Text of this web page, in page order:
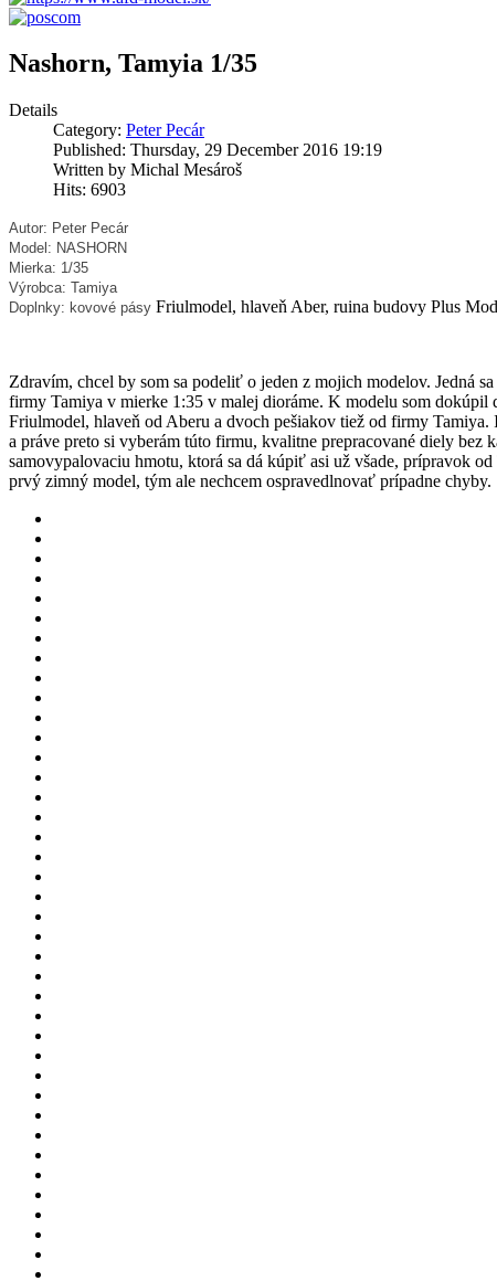
Nashorn, Tamyia 1/35
Details
Category: Peter Pecár
Published: Thursday, 29 December 2016 19:19
Written by Michal Mesároš
Hits: 6903
Autor: Peter Pecár
Model: NASHORN
Mierka: 1/35
Výrobca: Tamiya
Doplnky: kovové pásy Friulmodel, hlaveň Aber, ruina budovy Plus
Zdravím, chcel by som sa podeliť o jeden z mojich modelov. Jedná
firmy Tamiya v mierke 1:35 v malej dioráme. K modelu som dokúpil
Friulmodel, hlaveň od Aberu a dvoch pešiakov tiež od firmy
a práve preto si vyberám túto firmu, kvalitne prepracované diely bez
samovypalovaciu hmotu, ktorá sa dá kúpiť asi už všade, prípravok
prvý zimný model, tým ale nechcem ospravedlnovať prípadne chyby.